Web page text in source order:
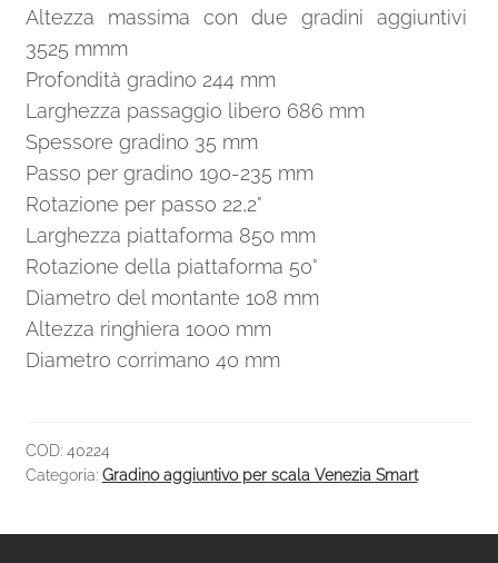
Altezza massima con due gradini aggiuntivi
3525 mmm
Profondità gradino 244 mm
Larghezza passaggio libero 686 mm
Spessore gradino 35 mm
Passo per gradino 190-235 mm
Rotazione per passo 22,2°
Larghezza piattaforma 850 mm
Rotazione della piattaforma 50°
Diametro del montante 108 mm
Altezza ringhiera 1000 mm
Diametro corrimano 40 mm
COD: 40224
Categoria: Gradino aggiuntivo per scala Venezia Smart